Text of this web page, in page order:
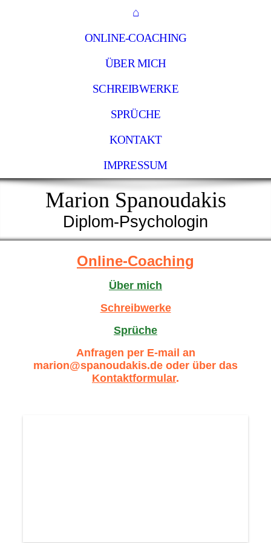
⌂
ONLINE-COACHING
ÜBER MICH
SCHREIBWERKE
SPRÜCHE
KONTAKT
IMPRESSUM
Marion Spanoudakis
Diplom-Psychologin
Online-Coaching
Über mich
Schreibwerke
Sprüche
Anfragen per E-mail an
marion@spanoudakis.de oder über das
Kontaktformular.